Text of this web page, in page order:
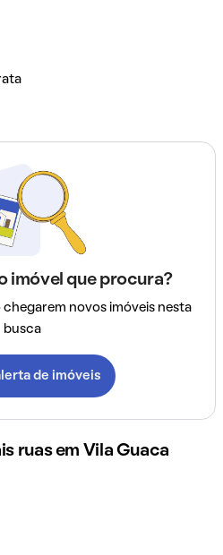
imóvel que procura?
novos imóveis nesta
busca
de imóveis
ruas em Vila Guaca